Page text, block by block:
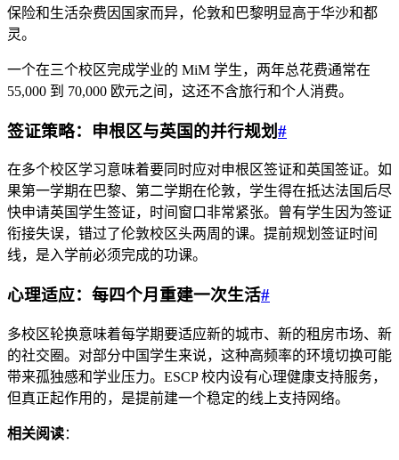
保险和生活杂费因国家而异，伦敦和巴黎明显高于华沙和都
灵。
一个在三个校区完成学业的 MiM 学生，两年总花费通常在
55,000 到 70,000 欧元之间，这还不含旅行和个人消费。
签证策略：申根区与英国的并行规划#
在多个校区学习意味着要同时应对申根区签证和英国签证。如
果第一学期在巴黎、第二学期在伦敦，学生得在抵达法国后尽
快申请英国学生签证，时间窗口非常紧张。曾有学生因为签证
衔接失误，错过了伦敦校区头两周的课。提前规划签证时间
线，是入学前必须完成的功课。
心理适应：每四个月重建一次生活#
多校区轮换意味着每学期要适应新的城市、新的租房市场、新
的社交圈。对部分中国学生来说，这种高频率的环境切换可能
带来孤独感和学业压力。ESCP 校内设有心理健康支持服务，
但真正起作用的，是提前建一个稳定的线上支持网络。
相关阅读：